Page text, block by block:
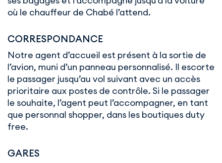
où le chauffeur de Chabé l’attend.
CORRESPONDANCE
Notre agent d’accueil est présent à la sortie de
l’avion, muni d’un panneau personnalisé. Il escorte
le passager jusqu’au vol suivant avec un accès
prioritaire aux postes de contrôle. Si le passager
le souhaite, l’agent peut l’accompagner, en tant
que personnal shopper, dans les boutiques duty
free.
GARES